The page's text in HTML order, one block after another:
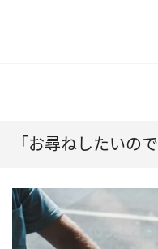
「お尋ねしたいの